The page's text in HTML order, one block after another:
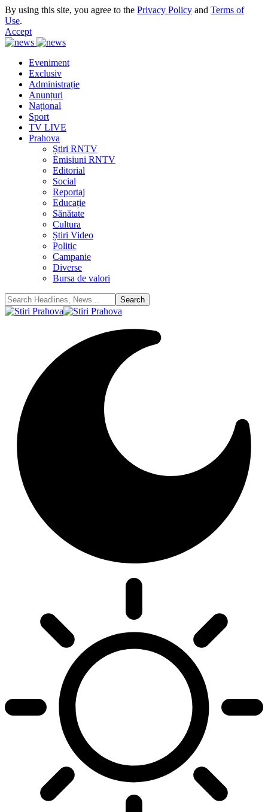
By using this site, you agree to the Privacy Policy and Terms of
Use.
Accept
Eveniment
Exclusiv
Administrație
Anunțuri
Național
Sport
TV LIVE
Prahova
Știri RNTV
Emisiuni RNTV
Editorial
Social
Reportaj
Educație
Sănătate
Cultura
Știri Video
Politic
Campanie
Diverse
Bursa de valori